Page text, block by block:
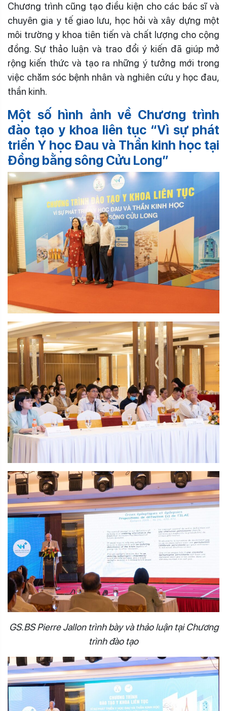
Chương trình cũng tạo điều kiện cho các bác sĩ và
chuyên gia y tế giao lưu, học hỏi và xây dựng một
môi trường y khoa tiên tiến và chất lượng cho cộng
đồng. Sự thảo luận và trao đổi ý kiến đã giúp mở
rộng kiến thức và tạo ra những ý tưởng mới trong
việc chăm sóc bệnh nhân và nghiên cứu y học đau,
thần kinh.
Một số hình ảnh về Chương trình
đào tạo y khoa liên tục “Vì sự phát
triển Y học Đau và Thần kinh học tại
Đồng bằng sông Cửu Long”
GS.BS Pierre Jallon trình bày và thảo luận tại Chương
trình đào tạo